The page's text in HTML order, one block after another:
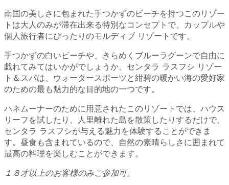
南国の美しさに包まれた手つかずのビーチを持つこのリゾー
トは大人のみが滞在出来る特別なコンセプトで、カップルや
個人旅行者にぴったりのモルディブ リゾートです。
手つかずの白いビーチや、きらめくブルーラグーンで自由に
戯れてみてはいかがでしょうか。センタラ ラスフシ リゾー
ト＆スパは、ウォータースポーツと紺碧の暖かい海の愛好家
のための最も魅力的な目的地の一つです。
ハネムーナーのために用意されたこのリゾートでは、ハウス
リーフを試したり、人里離れた島を散策したりするだけで、
センタラ ラスフシが与える魅力を体験することができま
す。昼食も含まれているので、自然の素晴らしさに囲まれて
最高の料理を楽しむことができます。
１８才以上のお客様のみご参加可。